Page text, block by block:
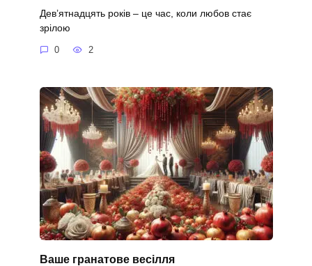
Дев’ятнадцять років – це час, коли любов стає
зрілою
0 2
Ваше гранатове весілля